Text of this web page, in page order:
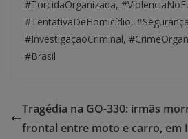
#TorcidaOrganizada,
#TentativaDeHomicídio,
#InvestigaçãoCriminal,
#Brasil
Tragédia na GO-330: irmãs
frontal entre moto e carro, em